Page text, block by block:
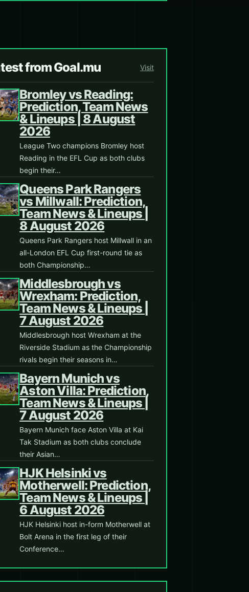
from Goal.mu Visit
Bromley vs Reading:
Prediction, Team News
& Lineups | 8 August
2026
League Two champions Bromley host
Reading in the EFL Cup as both clubs
begin their…
Queens Park Rangers
vs Millwall: Prediction,
Team News & Lineups |
8 August 2026
Queens Park Rangers host Millwall in an
all-London EFL Cup first-round tie as
both Championship…
Middlesbrough vs
Wrexham: Prediction,
Team News & Lineups |
7 August 2026
Middlesbrough host Wrexham at the
Riverside Stadium as the Championship
rivals begin their seasons in…
Bayern Munich vs
Aston Villa: Prediction,
Team News & Lineups |
7 August 2026
Bayern Munich face Aston Villa at Kai
Tak Stadium as both clubs conclude
their Asian…
HJK Helsinki vs
Motherwell: Prediction,
Team News & Lineups |
6 August 2026
HJK Helsinki host in-form Motherwell at
Bolt Arena in the first leg of their
Conference…